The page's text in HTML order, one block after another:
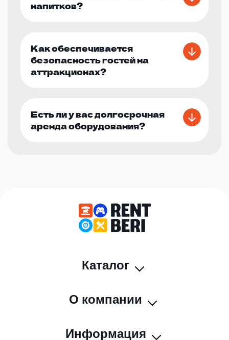
напитков?
Как обеспечивается
безопасность гостей на
аттракционах?
Есть ли у вас долгосрочная
аренда оборудования?
Каталог
О компании
Информация